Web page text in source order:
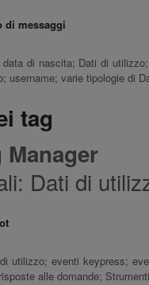
di messaggi
di nascita; Dati di
username; varie tipologie di
tag
Manager
Dati di
utilizzo; eventi keypress;
alle domande;